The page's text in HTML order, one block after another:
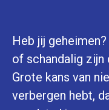
Heb jij
of schandalig zijn
Grote kans van
verbergen hebt,